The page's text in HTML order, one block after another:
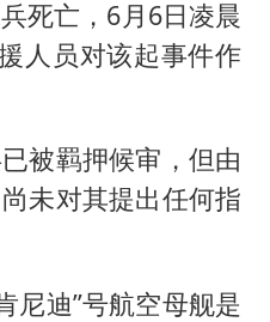
死亡，6月6日凌晨
人员对该起事件作
被羁押候审，但由
未对其提出任何指
尼迪”号航空母舰是